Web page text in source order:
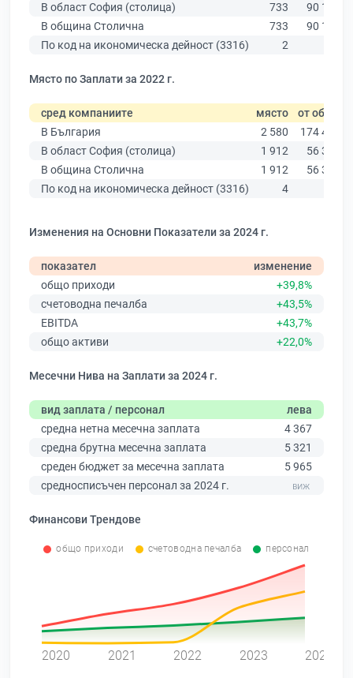
В област София (столица) 733
90 178
В община Столична
733
90 178
По код на икономическа дейност (3316)
2
Място по Заплати за 2022 г.
сред компаниите място от общо
В България
2 580
174 403
В област София (столица)
1 912
56 378
В община Столична
1 912
56 378
По код на икономическа дейност (3316)
4
Изменения на Основни Показатели за 2024 г.
показател
изменение
общо приходи
+39,8%
счетоводна печалба
+43,5%
EBITDA
+43,7%
общо активи
+22,0%
Месечни Нива на Заплати за 2024 г.
вид заплата / персонал
лева
средна нетна месечна заплата
4 367
средна брутна месечна заплата
5 321
среден бюджет за месечна заплата
5 965
средносписъчен персонал за 2024 г.
Финансови Трендове
общо приходи счетоводна печалба персонал
2020 2021 2022 2023 2024